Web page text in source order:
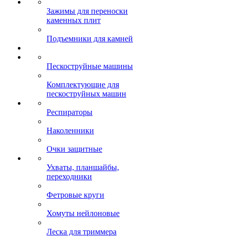
Зажимы для переноски
каменных плит
Подъемники для камней
Пескоструйные машины
Комплектующие для
пескоструйных машин
Респираторы
Наколенники
Очки защитные
Ухваты, планшайбы,
переходники
Фетровые круги
Хомуты нейлоновые
Леска для триммера